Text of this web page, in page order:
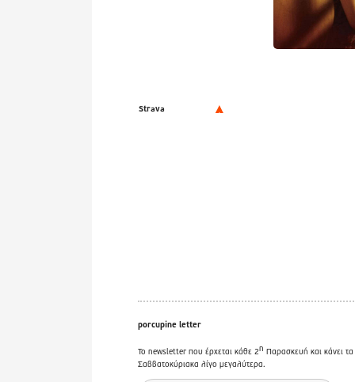
Strava
porcupine letter
Το newsletter που έρχεται κάθε 2η Παρασκευή και κάνει τα
Σαββατοκύριακα λίγο μεγαλύτερα.